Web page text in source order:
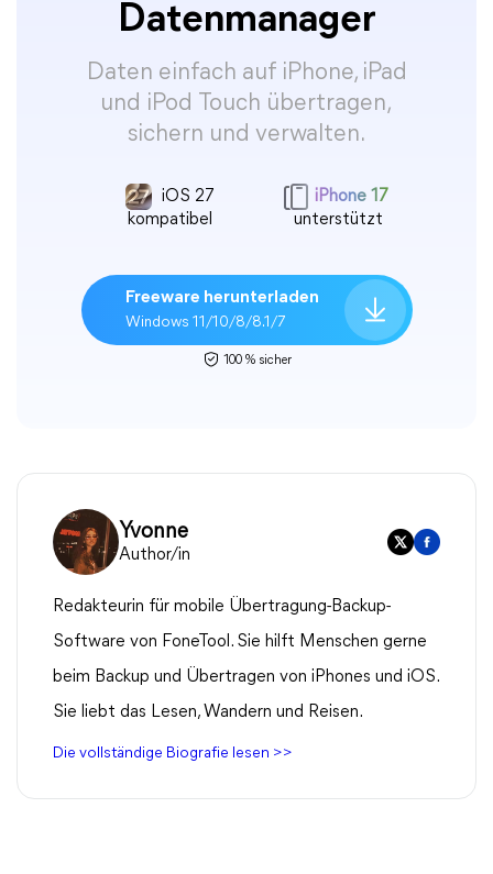
Datenmanager
Daten einfach auf iPhone, iPad
und iPod Touch übertragen,
sichern und verwalten.
iOS 27
kompatibel
iPhone 17
unterstützt
Freeware herunterladen
Windows 11/10/8/8.1/7
100 % sicher
Yvonne
Author/in
Redakteurin für mobile Übertragung-Backup-
Software von FoneTool. Sie hilft Menschen gerne
beim Backup und Übertragen von iPhones und iOS.
Sie liebt das Lesen, Wandern und Reisen.
Die vollständige Biografie lesen >>